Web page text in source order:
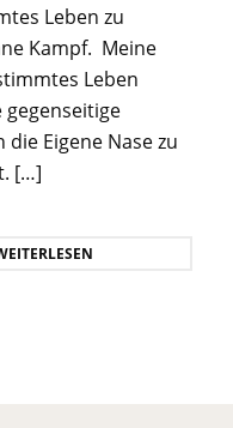
Leben zu
Kampf. Meine
Leben
Eigene Nase zu
[…]